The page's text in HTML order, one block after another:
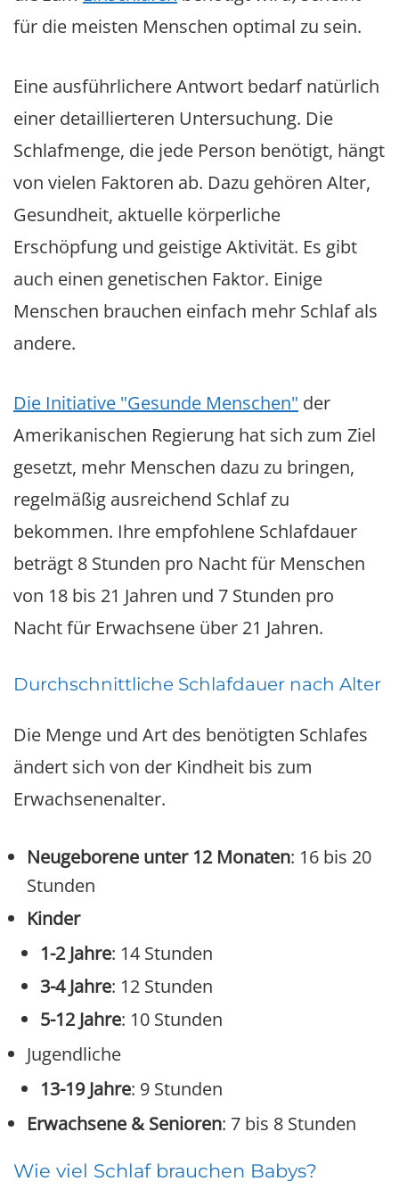
für die meisten Menschen optimal zu sein.
Eine ausführlichere Antwort bedarf natürlich
einer detaillierteren Untersuchung. Die
Schlafmenge, die jede Person benötigt, hängt
von vielen Faktoren ab. Dazu gehören Alter,
Gesundheit, aktuelle körperliche
Erschöpfung und geistige Aktivität. Es gibt
auch einen genetischen Faktor. Einige
Menschen brauchen einfach mehr Schlaf als
andere.
Die Initiative "Gesunde Menschen" der
Amerikanischen Regierung hat sich zum Ziel
gesetzt, mehr Menschen dazu zu bringen,
regelmäßig ausreichend Schlaf zu
bekommen. Ihre empfohlene Schlafdauer
beträgt 8 Stunden pro Nacht für Menschen
von 18 bis 21 Jahren und 7 Stunden pro
Nacht für Erwachsene über 21 Jahren.
Durchschnittliche Schlafdauer nach Alter
Die Menge und Art des benötigten Schlafes
ändert sich von der Kindheit bis zum
Erwachsenenalter.
Neugeborene unter 12 Monaten: 16 bis 20
Stunden
Kinder
1-2 Jahre: 14 Stunden
3-4 Jahre: 12 Stunden
5-12 Jahre: 10 Stunden
Jugendliche
13-19 Jahre: 9 Stunden
Erwachsene & Senioren: 7 bis 8 Stunden
Wie viel Schlaf brauchen Babys?